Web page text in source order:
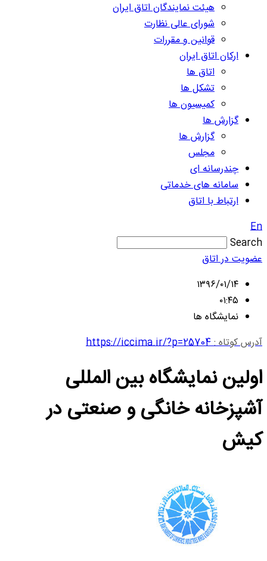
هیئت نمایندگان اتاق ایران
شورای عالی نظارت
قوانین و مقررات
ارکان اتاق ایران
اتاق ها
تشکل ها
کمیسیون ها
گزارش ها
گزارش ها
مجلس
چندرسانه ای
سامانه های خدماتی
ارتباط با اتاق
En
Search
عضویت در اتاق
۱۳۹۶/۰۱/۱۴
۰۱:۴۵
نمایشگاه ها
آدرس کوتاه :https://iccima.ir/?p=25704
اولین نمایشگاه بین المللی
آشپزخانه خانگی و صنعتی در
کیش